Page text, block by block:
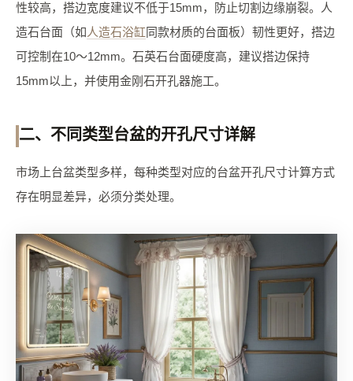
性较高，搭边宽度建议不低于15mm，防止切割边缘崩裂。人
造石台面（如人造石浴缸同款材质的台面板）韧性更好，搭边
可控制在10～12mm。石英石台面硬度高，建议搭边保持
15mm以上，并使用金刚石开孔器施工。
二、不同类型台盆的开孔尺寸详解
市场上台盆类型多样，每种类型对应的台盆开孔尺寸计算方式
存在明显差异，必须分类处理。